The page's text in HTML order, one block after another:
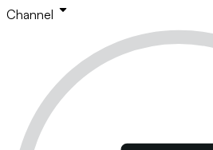
Channel